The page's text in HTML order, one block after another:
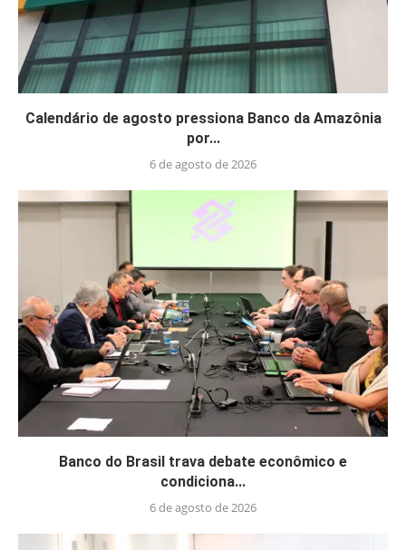
Calendário de agosto pressiona Banco da Amazônia
por...
6 de agosto de 2026
Banco do Brasil trava debate econômico e
condiciona...
6 de agosto de 2026